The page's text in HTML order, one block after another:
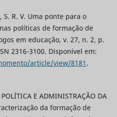
S. R. V. Uma ponte para o
políticas de formação de
em educação, v. 27, n. 2, p.
2316-3100. Disponível em:
article/view/8181 .
E ADMINISTRAÇÃO DA
da formação de